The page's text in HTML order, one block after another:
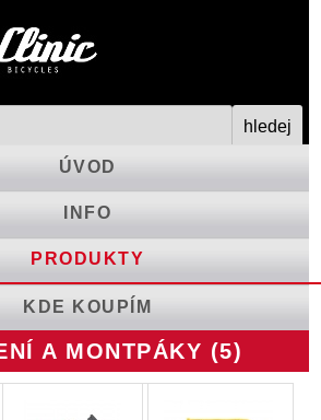
ÚVOD
INFO
PRODUKTY
KDE KOUPÍM
A MONTPÁKY (5)